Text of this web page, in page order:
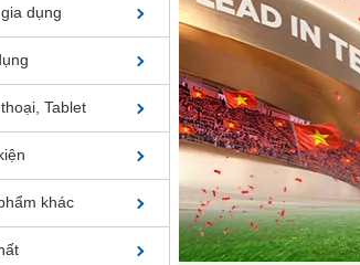
dụng
Tablet
khác